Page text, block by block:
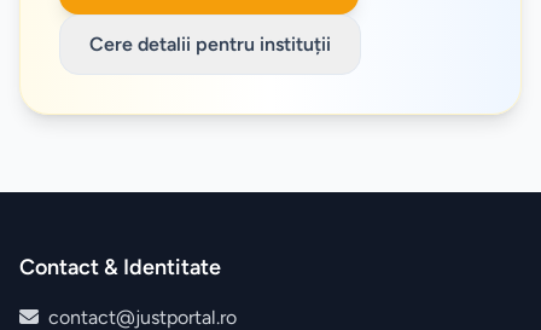
Cere detalii pentru instituții
Contact & Identitate
contact@justportal.ro